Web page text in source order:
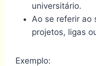
universitário.
Ao se referir ao
projetos, ligas
Exemplo: